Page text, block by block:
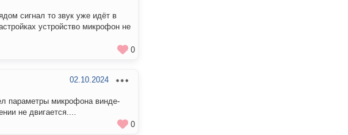
сигнал то звук уже идёт в
устройство микрофон не
0
02.10.2024
параметры микрофона винде-
не двигается....
0